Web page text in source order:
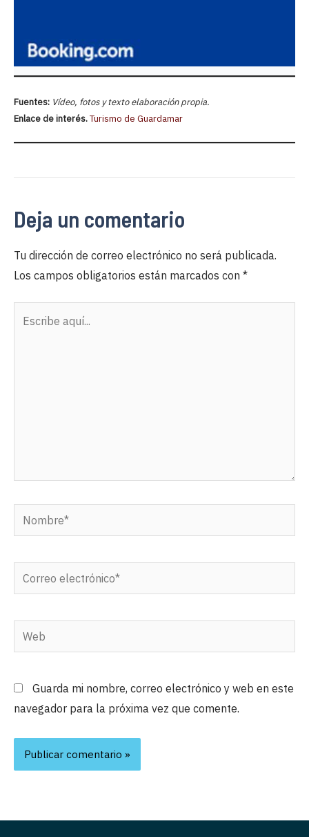
Fuentes: Vídeo, fotos y texto elaboración propia.
Enlace de interés.Turismo de Guardamar
Deja un comentario
Tu dirección de correo electrónico no será publicada.
Los campos obligatorios están marcados con *
Nombre*
Correo
electrónico*
Web
Guarda mi nombre, correo electrónico y web en este
navegador para la próxima vez que comente.